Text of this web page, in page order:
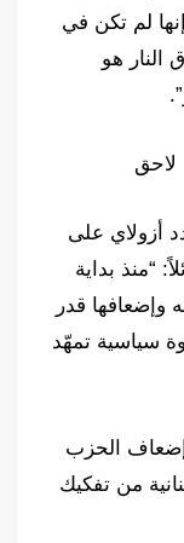
لم تكن في
النار هو
أزولاي على
“منذ بداية
قدر
سياسية تمهّد
الحزب
من تفكيك